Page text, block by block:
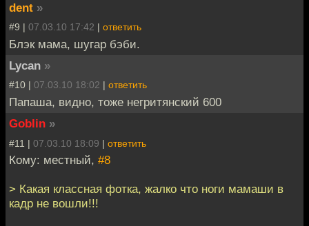
dent »
#9 | 07.03.10 17:42 | ответить
Блэк мама, шугар бэби.
Lycan »
#10 | 07.03.10 18:02 | ответить
Папаша, видно, тоже негритянский 600
Goblin »
#11 | 07.03.10 18:09 | ответить
Кому: местный, #8
> Какая классная фотка, жалко что ноги мамаши в
кадр не вошли!!!